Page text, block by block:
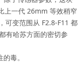
上一代 26mm 等效稍窄
可变范围从 F2.8-F11 都
有哈苏方面的密切参
毒。